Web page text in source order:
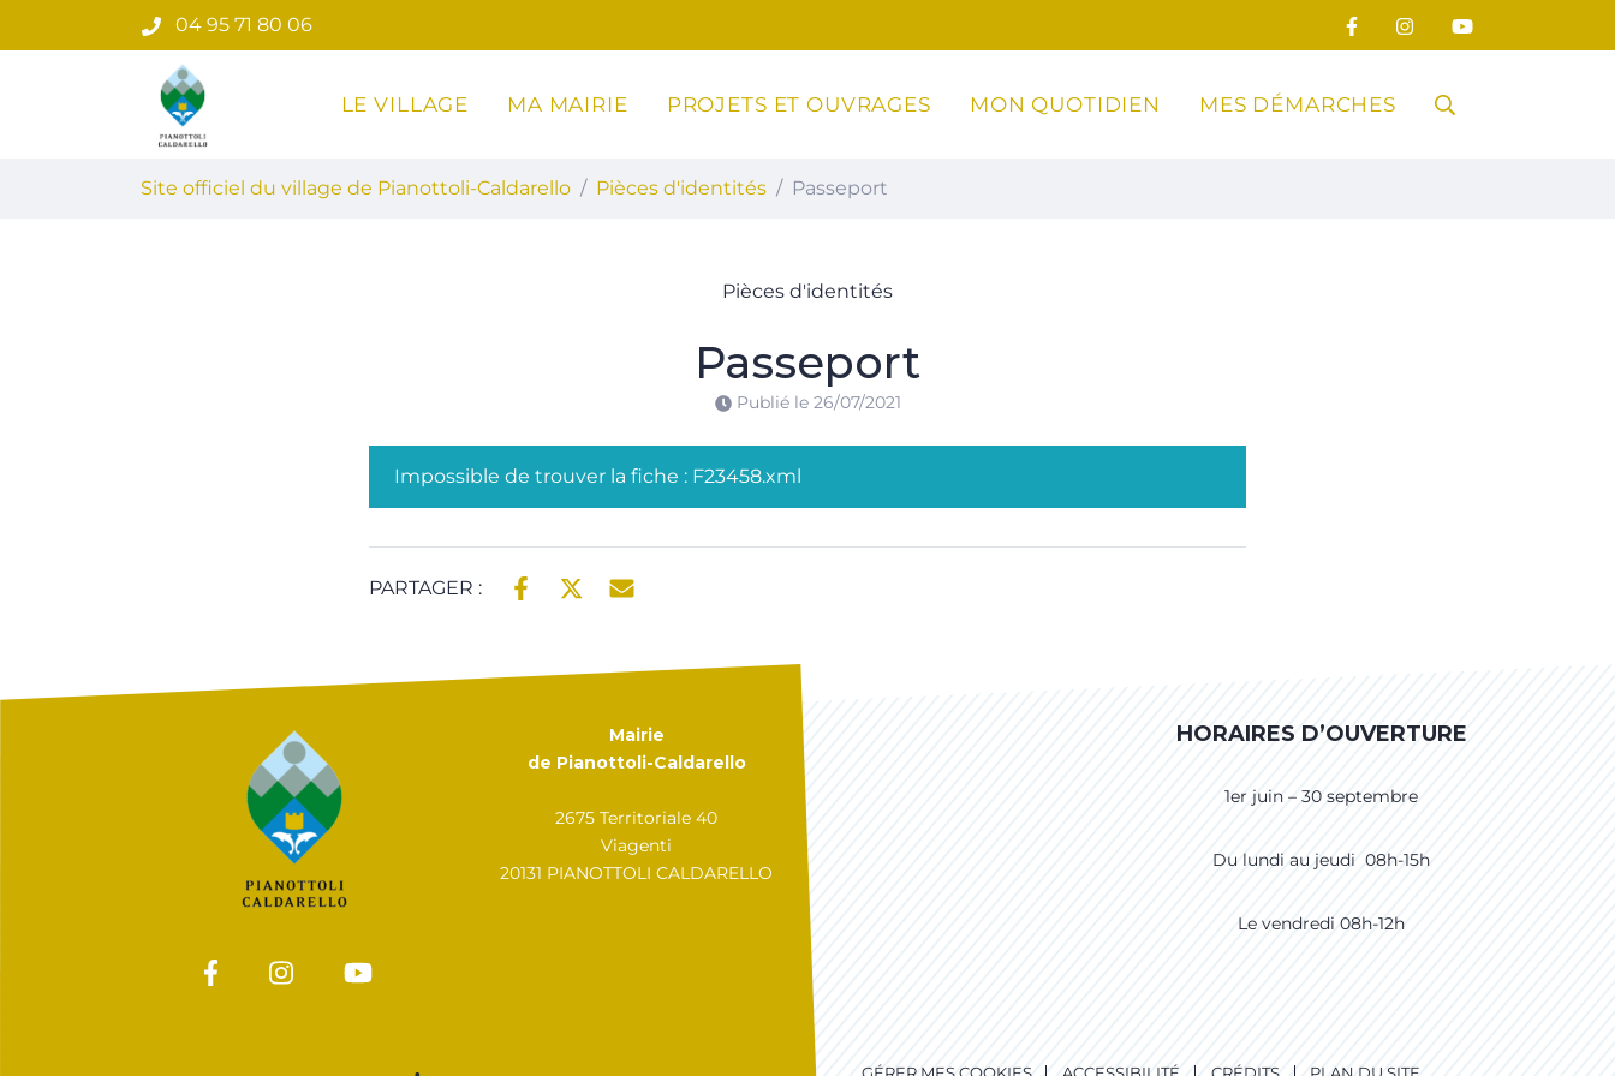
au
04 95 71 80 06
Site officiel du village de Pianottoli-Caldarello
LE VILLAGE MA MAIRIE PROJETS ET OUVRAGES MON QUOTIDIEN MES DÉMARCHES RECHERCHE
Site officiel du village de Pianottoli-Caldarello Pièces d'identités Passeport
Pièces d'identités
Passeport
Publié le 26/07/2021
Impossible de trouver la fiche : F23458.xml
PARTAGER :
Mairie
de Pianottoli-Caldarello
2675 Territoriale 40
Viagenti
20131 PIANOTTOLI CALDARELLO
HORAIRES D’OUVERTURE
1er juin – 30 septembre
Du lundi au jeudi 08h-15h
Le vendredi 08h-12h